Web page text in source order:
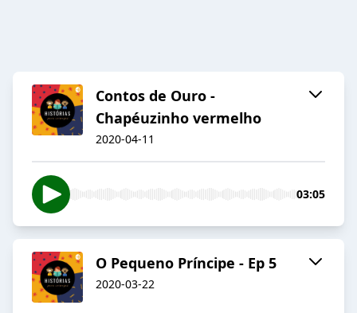
Contos de Ouro -
Chapéuzinho vermelho
2020-04-11
03:05
O Pequeno Príncipe - Ep 5
2020-03-22